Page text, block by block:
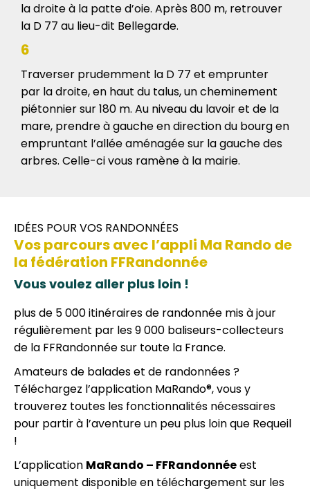
la droite à la patte d’oie. Après 800 m, retrouver
la D 77 au lieu-dit Bellegarde.
6
Traverser prudemment la D 77 et emprunter
par la droite, en haut du talus, un cheminement
piétonnier sur 180 m. Au niveau du lavoir et de la
mare, prendre à gauche en direction du bourg en
empruntant l’allée aménagée sur la gauche des
arbres. Celle-ci vous ramène à la mairie.
IDÉES POUR VOS RANDONNÉES
Vos parcours avec l’appli Ma Rando de
la fédération FFRandonnée
Vous voulez aller plus loin !
plus de 5 000 itinéraires de randonnée mis à jour
régulièrement par les 9 000 baliseurs-collecteurs
de la FFRandonnée sur toute la France.
Amateurs de balades et de randonnées ?
Téléchargez l’application MaRando®, vous y
trouverez toutes les fonctionnalités nécessaires
pour partir à l’aventure un peu plus loin que Requeil
!
L’application MaRando – FFRandonnéeest
uniquement disponible en téléchargement sur les